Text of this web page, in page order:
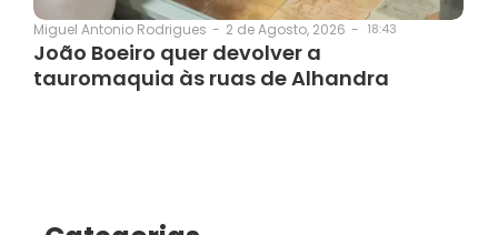
Miguel Antonio Rodrigues - 2 de Agosto, 2026 - 18:43
João Boeiro quer devolver a
tauromaquia às ruas de Alhandra